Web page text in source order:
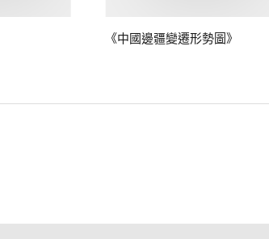
《中國邊疆變遷形勢圖》